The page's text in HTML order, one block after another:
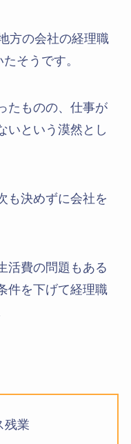
方の会社の経理職
そうです。
たものの、仕事が
いという漠然とし
も決めずに会社を
活費の問題もある
件を下げて経理職
残業